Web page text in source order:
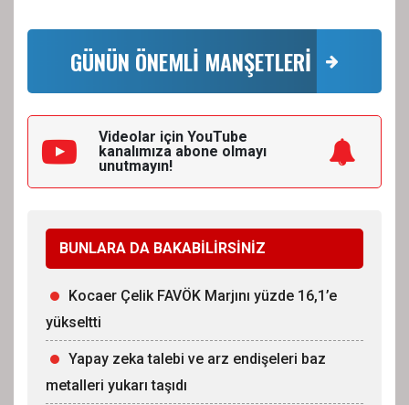
GÜNÜN ÖNEMLİ MANŞETLERİ
Videolar için YouTube
kanalımıza abone olmayı
unutmayın!
BUNLARA DA BAKABİLİRSİNİZ
Kocaer Çelik FAVÖK Marjını yüzde 16,1’e
yükseltti
Yapay zeka talebi ve arz endişeleri baz
metalleri yukarı taşıdı